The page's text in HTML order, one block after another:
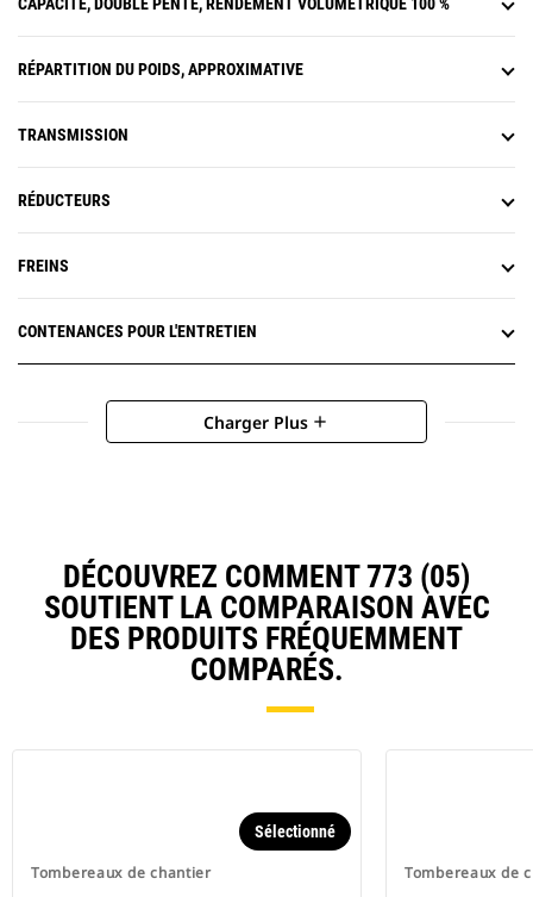
CAPACITÉ, DOUBLE PENTE, RENDEMENT VOLUMÉTRIQUE 100 %
RÉPARTITION DU POIDS, APPROXIMATIVE
TRANSMISSION
RÉDUCTEURS
FREINS
CONTENANCES POUR L'ENTRETIEN
Charger Plus add
DÉCOUVREZ COMMENT 773 (05)
SOUTIENT LA COMPARAISON AVEC
DES PRODUITS FRÉQUEMMENT
COMPARÉS.
Tombereaux de chantier
Sélectionné
Tombereaux de